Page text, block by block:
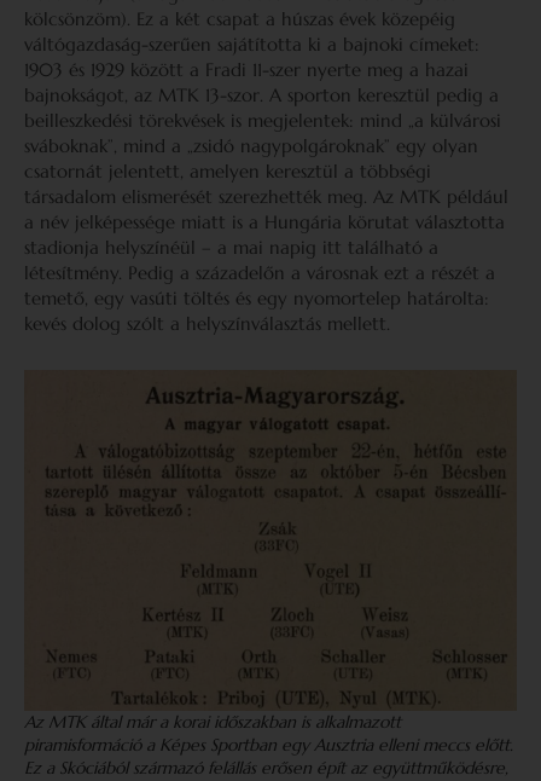
kölcsönzöm). Ez a két csapat a húszas évek közepéig
váltógazdaság-szerűen sajátította ki a bajnoki címeket:
1903 és 1929 között a Fradi 11-szer nyerte meg a hazai
bajnokságot, az MTK 13-szor. A sporton keresztül pedig a
beilleszkedési törekvések is megjelentek: mind „a külvárosi
sváboknak”, mind a „zsidó nagypolgároknak” egy olyan
csatornát jelentett, amelyen keresztül a többségi
társadalom elismerését szerezhették meg. Az MTK például
a név jelképessége miatt is a Hungária körutat választotta
stadionja helyszínéül – a mai napig itt található a
létesítmény. Pedig a századelőn a városnak ezt a részét a
temető, egy vasúti töltés és egy nyomortelep határolta:
kevés dolog szólt a helyszínválasztás mellett.
Az MTK által már a korai időszakban is alkalmazott
piramisformáció a Képes Sportban egy Ausztria elleni meccs előtt.
Ez a Skóciából származó felállás erősen épít az együttműködésre,